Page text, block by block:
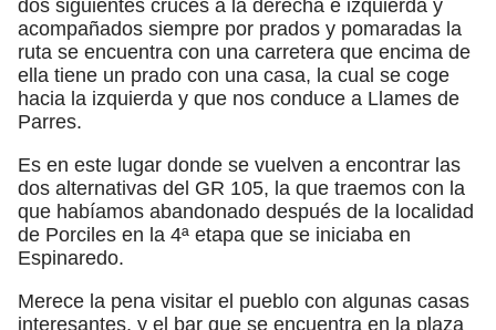
dos siguientes cruces a la derecha e izquierda y
acompañados siempre por prados y pomaradas la
ruta se encuentra con una carretera que encima de
ella tiene un prado con una casa, la cual se coge
hacia la izquierda y que nos conduce a Llames de
Parres.
Es en este lugar donde se vuelven a encontrar las
dos alternativas del GR 105, la que traemos con la
que habíamos abandonado después de la localidad
de Porciles en la 4ª etapa que se iniciaba en
Espinaredo.
Merece la pena visitar el pueblo con algunas casas
interesantes, y el bar que se encuentra en la plaza